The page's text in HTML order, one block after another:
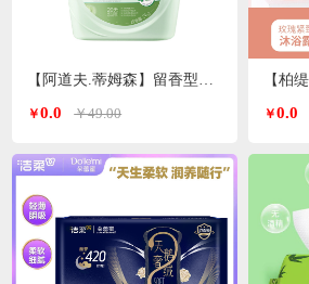
￥0.0 ￥49.00 ￥0.0